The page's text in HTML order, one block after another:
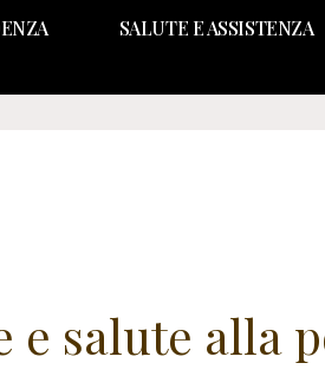
SALUTE E ASSISTENZA
e salute alla